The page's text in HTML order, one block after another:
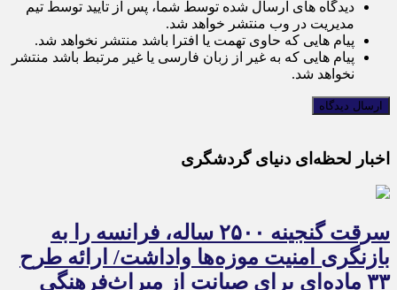
دیدگاه های ارسال شده توسط شما، پس از تایید توسط تیم
مدیریت در وب منتشر خواهد شد.
پیام هایی که حاوی تهمت یا افترا باشد منتشر نخواهد شد.
پیام هایی که به غیر از زبان فارسی یا غیر مرتبط باشد منتشر
نخواهد شد.
اخبار لحظه‌ای دنیای گردشگری
سرقت گنجینه ۲۵۰۰ ساله، فرانسه را به
بازنگری امنیت موزه‌ها واداشت/ ارائه طرح
۳۳ ماده‌ای برای صیانت از میراث‌فرهنگی